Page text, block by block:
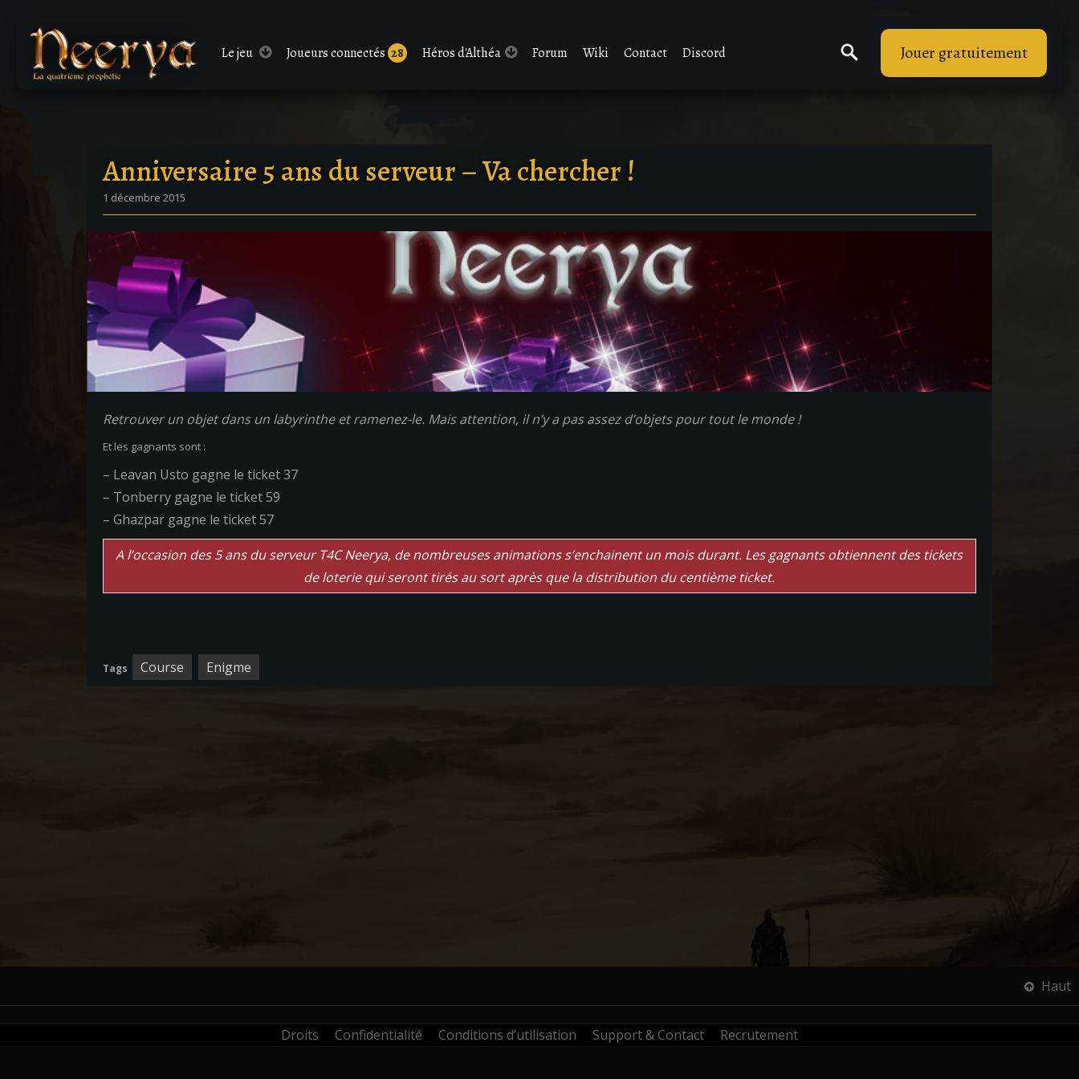
Lejeu Joueurs connectés 28 Héros d'Althéa Forum Wiki Contact Discord Jouer gratuitement
Anniversaire 5 ans du serveur – Va chercher !
1 décembre 2015
Retrouver un objet dans un labyrinthe et ramenez-le. Mais attention, il n’y a pas assez d’objets pour tout le monde !
Et les gagnants sont :
– Leavan Usto gagne le ticket 37
– Tonberry gagne le ticket 59
– Ghazpar gagne le ticket 57
A l’occasion des 5 ans du serveur T4C Neerya, de nombreuses animations s’enchainent un mois durant. Les gagnants obtiennent des tickets
de loterie qui seront tirés au sort après que la distribution du centième ticket.
Tags Course Enigme
Haut
Droits Confidentialité Conditions d’utilisation Support & Contact Recrutement